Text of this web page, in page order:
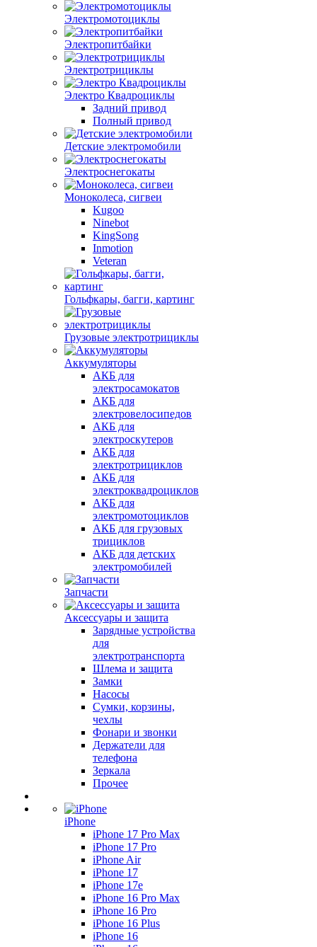
Электромотоциклы
Электропитбайки
Электротрициклы
Электро Квадроциклы
Задний привод
Полный привод
Детские электромобили
Электроснегокаты
Моноколеса, сигвеи
Kugoo
Ninebot
KingSong
Inmotion
Veteran
Гольфкары, багги, картинг
Грузовые электротрициклы
Аккумуляторы
АКБ для
электросамокатов
АКБ для
электровелосипедов
АКБ для
электроскутеров
АКБ для
электротрициклов
АКБ для
электроквадроциклов
АКБ для
электромотоциклов
АКБ для грузовых
трициклов
АКБ для детских
электромобилей
Запчасти
Аксессуары и защита
Зарядные устройства
для
электротранспорта
Шлема и защита
Замки
Насосы
Сумки, корзины,
чехлы
Фонари и звонки
Держатели для
телефона
Зеркала
Прочее
iPhone
iPhone 17 Pro Max
iPhone 17 Pro
iPhone Air
iPhone 17
iPhone 17e
iPhone 16 Pro Max
iPhone 16 Pro
iPhone 16 Plus
iPhone 16